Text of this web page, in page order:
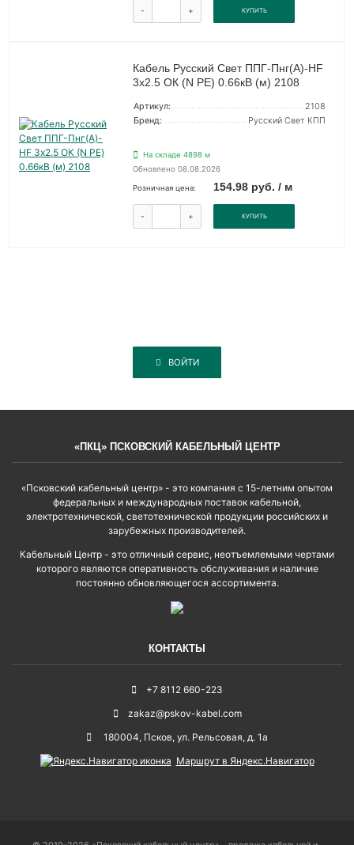
- + КУПИТЬ
Кабель Русский Свет ППГ-Пнг(А)-HF
3х2.5 ОК (N PE) 0.66кВ (м) 2108
Артикул:
2108
Бренд:
Русский Свет КПП
На складе 4898 м
Обновлено 08.08.2026
Розничная цена: 154.98 руб. / м
- + КУПИТЬ
ВОЙТИ
«ПКЦ» ПСКОВСКИЙ КАБЕЛЬНЫЙ ЦЕНТР
«Псковский кабельный центр» - это компания с 15-летним опытом
федеральных и международных поставок кабельной,
электротехнической, светотехнической продукции российских и
зарубежных производителей.
Кабельный Центр - это отличный сервис, неотъемлемыми чертами
которого являются оперативность обслуживания и наличие
постоянно обновляющегося ассортимента.
КОНТАКТЫ
+7 8112 660-223
zakaz@pskov-kabel.com
180004, Псков, ул. Рельсовая, д. 1а
Маршрут в Яндекс.Навигатор